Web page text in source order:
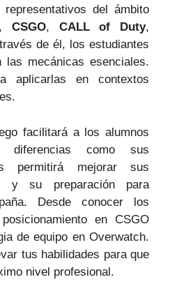
del ámbito
,CSGO, CALL of Duty,
de él, los estudiantes
las mecánicas esenciales.
aplicarlas en contextos
facilitará a los alumnos
diferencias como sus
permitirá mejorar sus
y su preparación para
Desde conocer los
en CSGO
de equipo en Overwatch.
tus habilidades para que
nivel profesional.